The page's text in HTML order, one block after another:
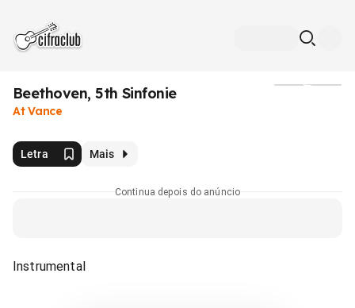
Beethoven, 5th Sinfonie
At Vance
Letra Mais
Continua depois do anúncio
Instrumental